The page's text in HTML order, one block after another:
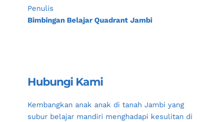
Penulis
Bimbingan Belajar Quadrant Jambi
Hubungi Kami
Kembangkan anak anak di tanah Jambi yang
subur belajar mandiri menghadapi kesulitan di